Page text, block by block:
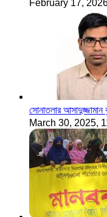
February 17,
সোনাতলার আসাদুজ্জামান
March 30, 2025,